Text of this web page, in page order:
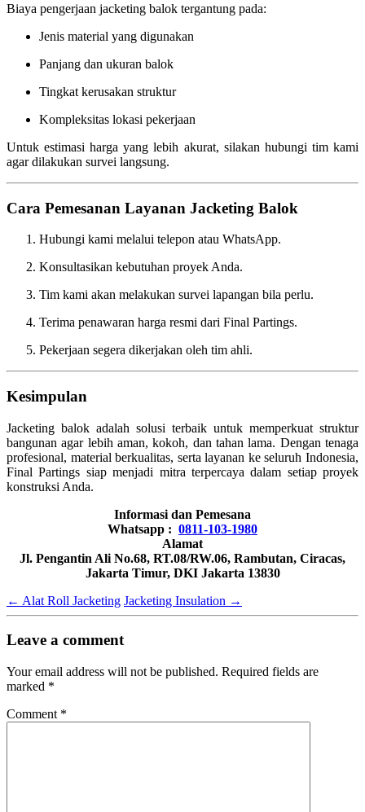
Biaya pengerjaan jacketing balok tergantung pada:
Jenis material yang digunakan
Panjang dan ukuran balok
Tingkat kerusakan struktur
Kompleksitas lokasi pekerjaan
Untuk estimasi harga yang lebih akurat, silakan hubungi tim kami
agar dilakukan survei langsung.
Cara Pemesanan Layanan Jacketing Balok
Hubungi kami melalui telepon atau WhatsApp.
Konsultasikan kebutuhan proyek Anda.
Tim kami akan melakukan survei lapangan bila perlu.
Terima penawaran harga resmi dari Final Partings.
Pekerjaan segera dikerjakan oleh tim ahli.
Kesimpulan
Jacketing balok adalah solusi terbaik untuk memperkuat struktur
bangunan agar lebih aman, kokoh, dan tahan lama. Dengan tenaga
profesional, material berkualitas, serta layanan ke seluruh Indonesia,
Final Partings siap menjadi mitra terpercaya dalam setiap proyek
konstruksi Anda.
Informasi dan Pemesana
Whatsapp : 0811-103-1980
Alamat
Jl. Pengantin Ali No.68, RT.08/RW.06, Rambutan, Ciracas,
Jakarta Timur, DKI Jakarta 13830
← Alat Roll Jacketing Jacketing Insulation →
Leave a comment
Your email address will not be published. Required fields are
marked *
Comment *